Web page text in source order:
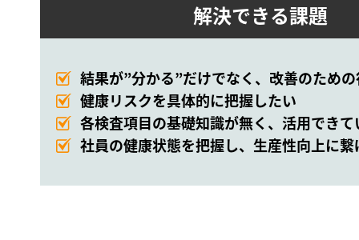
解決できる課題
結果が”分かる”だけでなく、改善のため
健康リスクを具体的に把握したい
各検査項目の基礎知識が無く、活用できて
社員の健康状態を把握し、生産性向上に繋